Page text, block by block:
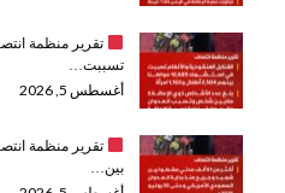
تقرير منظمة
تسببت…
أغسطس 5, 2026
تقرير منظمة
بين…